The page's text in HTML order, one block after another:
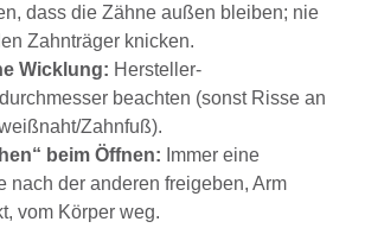
dass die Zähne außen bleiben; nie
Zahnträger knicken.
Wicklung: Hersteller-
beachten (sonst Risse an
Zahnfuß).
beim Öffnen: Immer eine
nach der anderen freigeben, Arm
vom Körper weg.